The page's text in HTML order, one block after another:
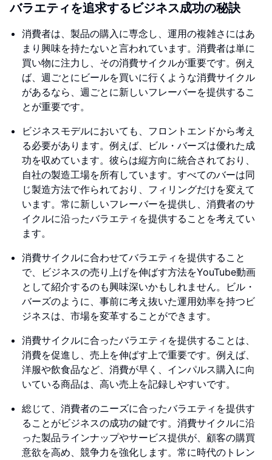
バラエティを追求するビジネス成功の秘訣
消費者は、製品の購入に専念し、運用の複雑さにはあ
まり興味を持たないと言われています。消費者は単に
買い物に注力し、その消費サイクルが重要です。例え
ば、週ごとにビールを買いに行くような消費サイクル
があるなら、週ごとに新しいフレーバーを提供するこ
とが重要です。
ビジネスモデルにおいても、フロントエンドから考え
る必要があります。例えば、ビル・バーズは優れた成
功を収めています。彼らは縦方向に統合されており、
自社の製造工場を所有しています。すべてのバーは同
じ製造方法で作られており、フィリングだけを変えて
います。常に新しいフレーバーを提供し、消費者のサ
イクルに沿ったバラエティを提供することを考えてい
ます。
消費サイクルに合わせてバラエティを提供すること
で、ビジネスの売り上げを伸ばす方法をYouTube動画
として紹介するのも興味深いかもしれません。ビル・
バーズのように、事前に考え抜いた運用効率を持つビ
ジネスは、市場を変革することができます。
消費サイクルに合ったバラエティを提供することは、
消費を促進し、売上を伸ばす上で重要です。例えば、
洋服や飲食品など、消費が早く、インパルス購入に向
いている商品は、高い売上を記録しやすいです。
総じて、消費者のニーズに合ったバラエティを提供す
ることがビジネスの成功の鍵です。消費サイクルに沿
った製品ラインナップやサービス提供が、顧客の購買
意欲を高め、競争力を強化します。常に時代のトレン